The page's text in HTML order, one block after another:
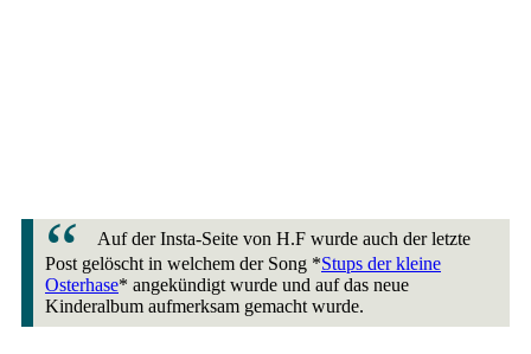
Auf der Insta-Seite von H.F wurde auch der letzte
Post gelöscht in welchem der Song *Stups der kleine
Osterhase* angekündigt wurde und auf das neue
Kinderalbum aufmerksam gemacht wurde.